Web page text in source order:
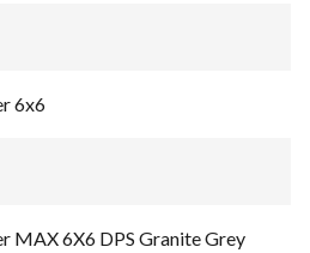
6x6
MAX 6X6 DPS Granite Grey